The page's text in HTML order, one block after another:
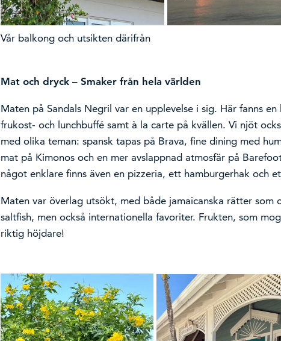
Vår balkong och utsikten därifrån
Mat och dryck – Smaker från hela världen
Maten på Sandals Negril var en upplevelse i sig. Här fanns
frukost- och lunchbuffé samt à la carte på kvällen. Vi njöt
med olika teman: spansk tapas på Brava, fine dining med
mat på Kimonos och en mer avslappnad atmosfär på
något enklare finns även en pizzeria, ett hamburgerhak och
Maten var överlag utsökt, med både jamaicanska rätter som
saltfish, men också internationella favoriter. Frukten, som
riktig höjdare!